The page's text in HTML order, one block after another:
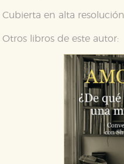
Cubierta en alta resolución
Otros libros de este autor: